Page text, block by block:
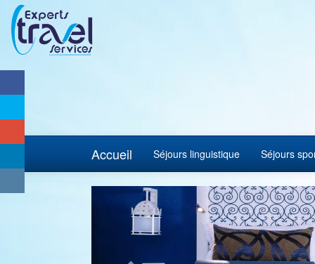
Accueil Séjours linguistique Séjours
Previous